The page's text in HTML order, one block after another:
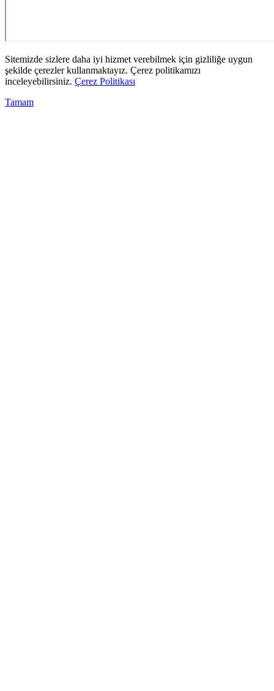
Sitemizde sizlere daha iyi hizmet verebilmek için gizliliğe uygun
şekilde çerezler kullanmaktayız. Çerez politikamızı
inceleyebilirsiniz. Çerez Politikası
Tamam